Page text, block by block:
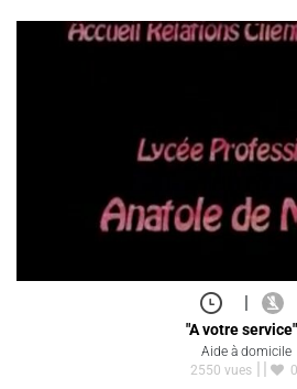
|
"A votre service"
Aide à domicile
2550 vues
0